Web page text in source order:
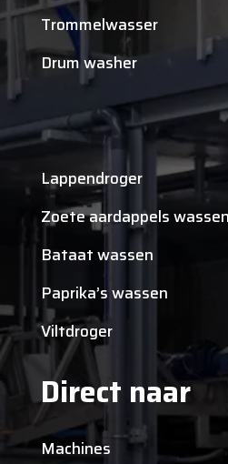
Trommelwasser
Drum washer
Lappendroger
Zoete aardappels wassen
Bataat wassen
Paprika’s wassen
Viltdroger
Direct naar
Machines